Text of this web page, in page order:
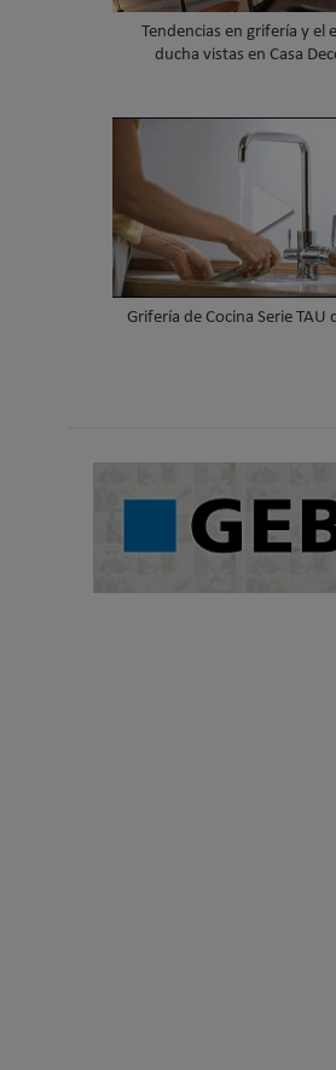
Tendencias en grifería y el
ducha vistas en Casa
Grifería de Cocina Serie TAU